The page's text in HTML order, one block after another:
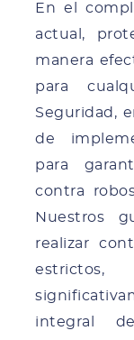
En el
actual,
manera
para
Seguridad,
de
para
contra
Nuestros
realizar
integral